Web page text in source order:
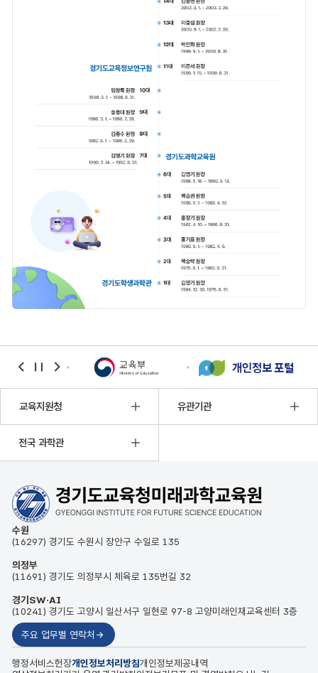
bannerbannerbanner
교육지원청 유관기관
전국 과학관
수원
(16297) 경기도 수원시 장안구 수일로 135
의정부
(11691) 경기도 의정부시 체육로 135번길 32
경기SW·AI
(10241) 경기도 고양시 일산서구 일현로 97-8 고양미래인재교육센터 3층
주요 업무별 연락처
행정서비스헌장개인정보처리방침개인정보제공내역